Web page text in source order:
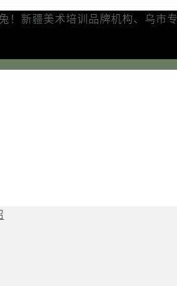
！新疆美术培训品牌机构、乌市